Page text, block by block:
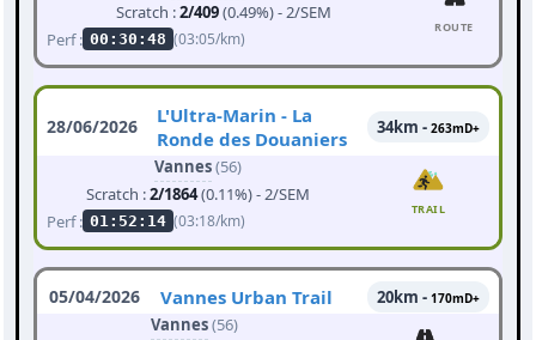
Scratch :2/409(0.49%) - 2/SEM
Perf : 00:30:48 (03:05/km)
ROUTE
28/06/2026
L'Ultra-Marin - La
Ronde des Douaniers
34km - 263mD+
Vannes(56)
Scratch :2/1864(0.11%) - 2/SEM
Perf : 01:52:14 (03:18/km)
TRAIL
05/04/2026 Vannes Urban Trail 20km - 170mD+
Vannes(56)